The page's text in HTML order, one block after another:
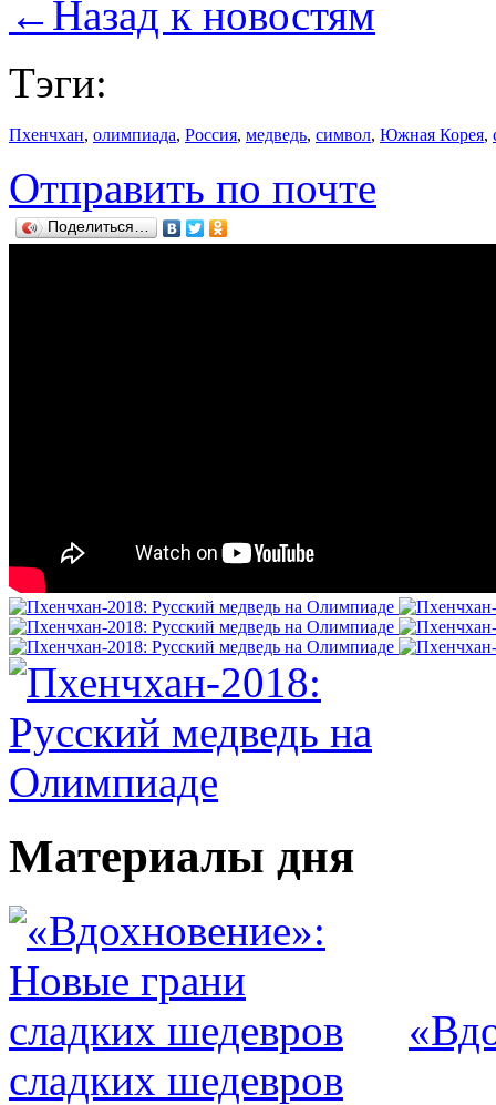
← Назад к новостям
Тэги:
Пхенчхан, олимпиада, Россия, медведь, символ, Южная Корея,
Отправить по почте
Поделиться…
Материалы дня
сладких шедевров